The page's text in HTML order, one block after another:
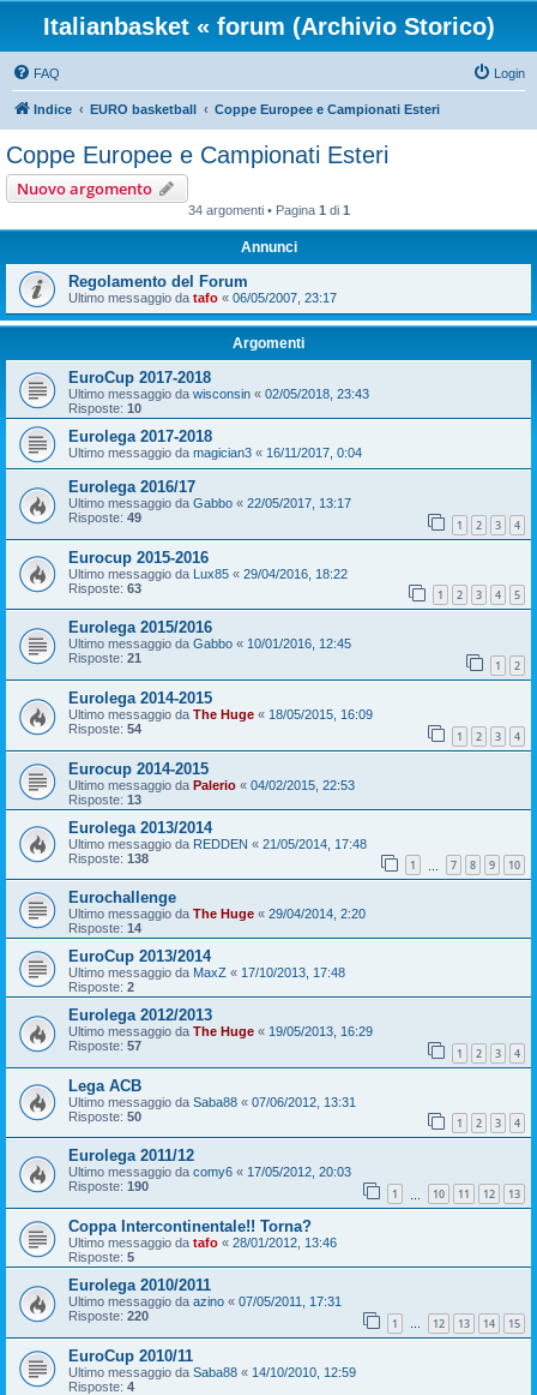
Italianbasket « forum (Archivio Storico)
FAQ Login
Indice EURO basketball Coppe Europee e Campionati Esteri
Coppe Europee e Campionati Esteri
Nuovo argomento
34 argomenti • Pagina 1 di 1
Annunci
Regolamento del Forum
Ultimo messaggio da tafo « 06/05/2007, 23:17
Argomenti
EuroCup 2017-2018
Ultimo messaggio da wisconsin « 02/05/2018, 23:43
Risposte: 10
Eurolega 2017-2018
Ultimo messaggio da magician3 « 16/11/2017, 0:04
Eurolega 2016/17
Ultimo messaggio da Gabbo « 22/05/2017, 13:17
Risposte: 49 1 2 3 4
Eurocup 2015-2016
Ultimo messaggio da Lux85 « 29/04/2016, 18:22
Risposte: 63 1 2 3 4 5
Eurolega 2015/2016
Ultimo messaggio da Gabbo « 10/01/2016, 12:45
Risposte: 21 1 2
Eurolega 2014-2015
Ultimo messaggio da The Huge « 18/05/2015, 16:09
Risposte: 54 1 2 3 4
Eurocup 2014-2015
Ultimo messaggio da Palerio « 04/02/2015, 22:53
Risposte: 13
Eurolega 2013/2014
Ultimo messaggio da REDDEN « 21/05/2014, 17:48
Risposte: 138 1 7 8 9 10
Eurochallenge
Ultimo messaggio da The Huge « 29/04/2014, 2:20
Risposte: 14
EuroCup 2013/2014
Ultimo messaggio da MaxZ « 17/10/2013, 17:48
Risposte: 2
Eurolega 2012/2013
Ultimo messaggio da The Huge « 19/05/2013, 16:29
Risposte: 57 1 2 3 4
Lega ACB
Ultimo messaggio da Saba88 « 07/06/2012, 13:31
Risposte: 50 1 2 3 4
Eurolega 2011/12
Ultimo messaggio da comy6 « 17/05/2012, 20:03
Risposte: 190 1 10 11 12 13
Coppa Intercontinentale!! Torna?
Ultimo messaggio da tafo « 28/01/2012, 13:46
Risposte: 5
Eurolega 2010/2011
Ultimo messaggio da azino « 07/05/2011, 17:31
Risposte: 220 1 … 12 13 14 15
EuroCup 2010/11
Ultimo messaggio da Saba88 « 14/10/2010, 12:59
Risposte: 4